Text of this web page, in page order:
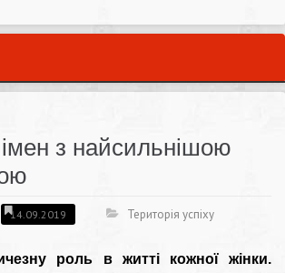
з найсильнішою
14.09.2019 Територія успіху
роль в житті кожної жінки.